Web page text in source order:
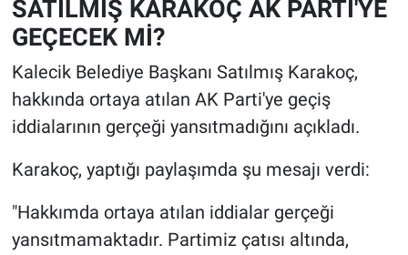
SATILMIŞ KARAKOÇ AK PARTİ'YE
GEÇECEK Mİ?
Kalecik Belediye Başkanı Satılmış Karakoç,
hakkında ortaya atılan AK Parti'ye geçiş
iddialarının gerçeği yansıtmadığını açıkladı.
Karakoç, yaptığı paylaşımda şu mesajı verdi:
"Hakkımda ortaya atılan iddialar gerçeği
yansıtmamaktadır. Partimiz çatısı altında,